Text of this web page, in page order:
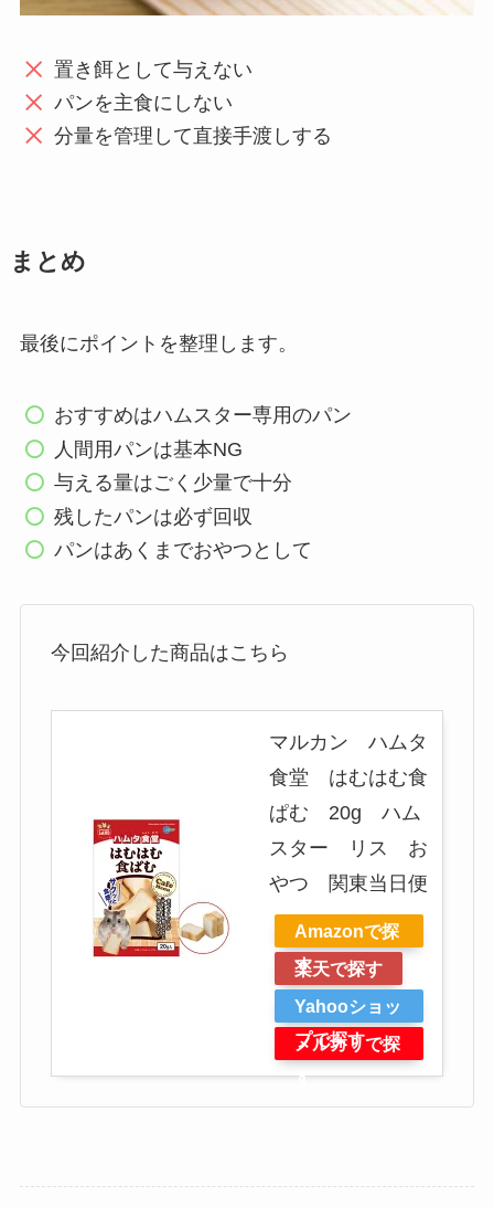
置き餌として与えない
パンを主食にしない
分量を管理して直接手渡しする
まとめ
最後にポイントを整理します。
おすすめはハムスター専用のパン
人間用パンは基本NG
与える量はごく少量で十分
残したパンは必ず回収
パンはあくまでおやつとして
今回紹介した商品はこちら
マルカン ハムタ
食堂 はむはむ食
ぱむ 20g ハム
スター リス お
やつ 関東当日便
Amazonで探
す
楽天で探す
Yahooショッ
プで探す
メルカリで探
す